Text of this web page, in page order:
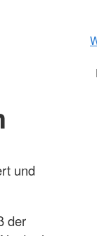
und
der